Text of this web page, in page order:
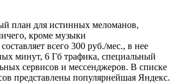
план для истинных меломанов,
кроме музыки
всего 300 руб./мес., в нее
минут, 6 Гб трафика, специальный
сервисов и мессенджеров. В списке
представлены популярнейшая Яндекс.